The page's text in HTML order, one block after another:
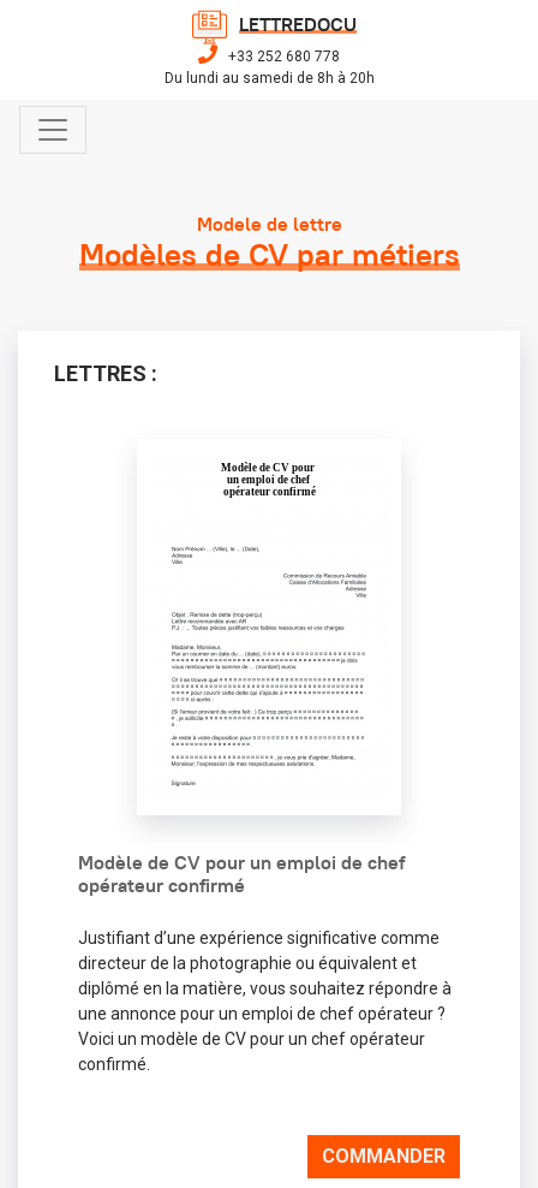
LETTREDOCU
+33 252 680 778
Du lundi au samedi de 8h à 20h
Modele de lettre
Modèles de CV par métiers
LETTRES :
Modèle de CV pour un emploi de chef
opérateur confirmé
Justifiant d’une expérience significative comme
directeur de la photographie ou équivalent et
diplômé en la matière, vous souhaitez répondre à
une annonce pour un emploi de chef opérateur ?
Voici un modèle de CV pour un chef opérateur
confirmé.
COMMANDER